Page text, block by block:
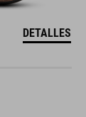
DETALLES